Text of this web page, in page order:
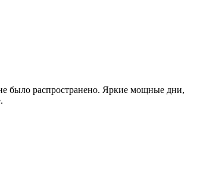
было распространено. Яркие мощные дни,